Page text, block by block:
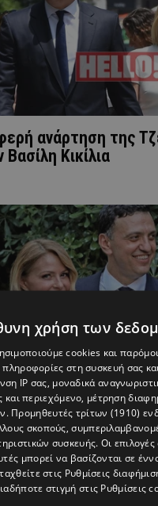
ανάρτηση της
Βασίλη Κικίλια
Κικίλιας για Τζένη
πολύ για να
χρήση των
cookies και
στη συσκευή σας
IP σας, μοναδικά
και περιεχόμενο, μέτρηση
Προμηθευτές τρίτων (1910)
σκοπούς,
συσκευής. Οι
μπορεί να βασίζονται σε
στις Ρυθμίσεις
στιγμή στις Ρυθμίσεις